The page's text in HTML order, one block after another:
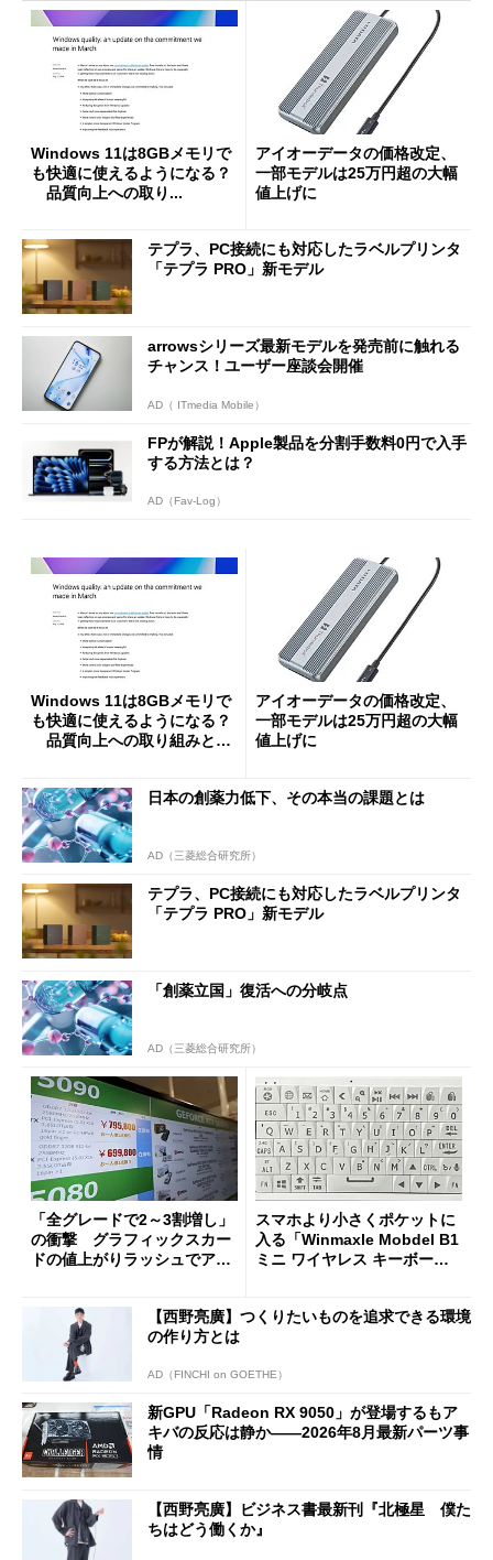
Windows 11は8GBメモリで
も快適に使えるようになる？
品質向上への取り...
アイオーデータの価格改定、
一部モデルは25万円超の大幅
値上げに
テプラ、PC接続にも対応したラベルプリンタ
「テプラ PRO」新モデル
arrowsシリーズ最新モデルを発売前に触れる
チャンス！ユーザー座談会開催
AD（ ITmedia Mobile）
FPが解説！Apple製品を分割手数料0円で入手
する方法とは？
AD（Fav-Log）
Windows 11は8GBメモリで
も快適に使えるようになる？
品質向上への取り組みと
アイオーデータの価格改定、
一部モデルは25万円超の大幅
値上げに
日本の創薬力低下、その本当の課題とは
AD（三菱総合研究所）
テプラ、PC接続にも対応したラベルプリンタ
「テプラ PRO」新モデル
「創薬立国」復活への分岐点
AD（三菱総合研究所）
「全グレードで2～3割増し」
の衝撃 グラフィックスカー
ドの値上がりラッシュでアキ
スマホより小さくポケットに
入る「Winmaxle Mobdel B1
ミニ ワイヤレス キーボー
【西野亮廣】つくりたいものを追求できる環境
の作り方とは
AD（FINCHI on GOETHE）
新GPU「Radeon RX 9050」が登場するもア
キバの反応は静か――2026年8月最新パーツ事
情
【西野亮廣】ビジネス書最新刊『北極星 僕た
ちはどう働くか』